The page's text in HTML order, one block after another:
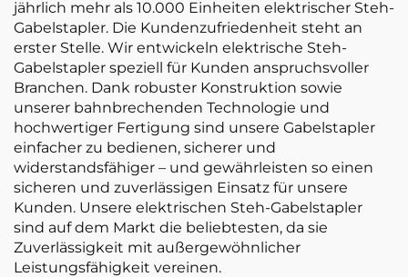
jährlich mehr als 10.000 Einheiten elektrischer Steh-
Gabelstapler. Die Kundenzufriedenheit steht an
erster Stelle. Wir entwickeln elektrische Steh-
Gabelstapler speziell für Kunden anspruchsvoller
Branchen. Dank robuster Konstruktion sowie
unserer bahnbrechenden Technologie und
hochwertiger Fertigung sind unsere Gabelstapler
einfacher zu bedienen, sicherer und
widerstandsfähiger – und gewährleisten so einen
sicheren und zuverlässigen Einsatz für unsere
Kunden. Unsere elektrischen Steh-Gabelstapler
sind auf dem Markt die beliebtesten, da sie
Zuverlässigkeit mit außergewöhnlicher
Leistungsfähigkeit vereinen.